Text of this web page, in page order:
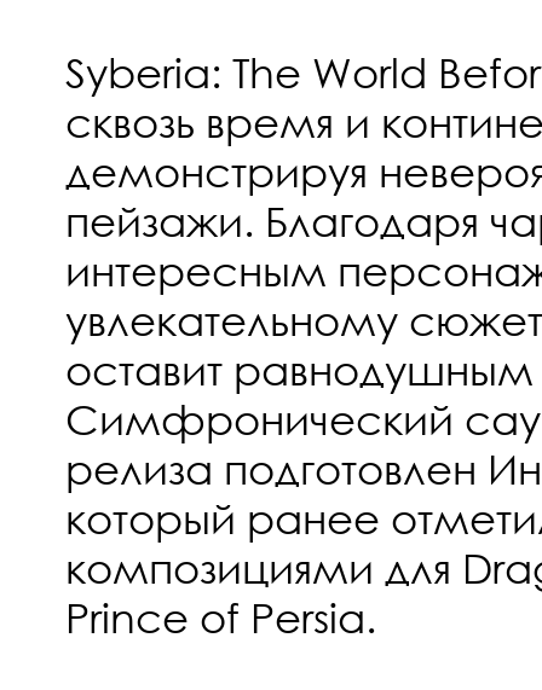
Syberia: The World
сквозь время и
демонстрируя
пейзажи. Благодаря
интересным
увлекательному
оставит равнодушным
Симфронический
релиза подготовлен
который ранее
композициями для
Prince of Persia.